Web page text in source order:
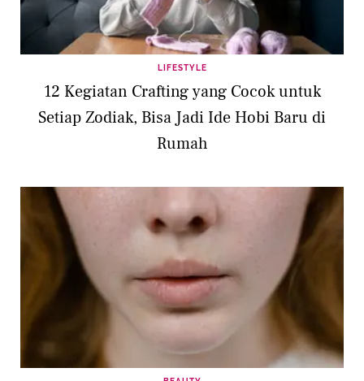
LIFESTYLE
12 Kegiatan Crafting yang Cocok untuk
Setiap Zodiak, Bisa Jadi Ide Hobi Baru di
Rumah